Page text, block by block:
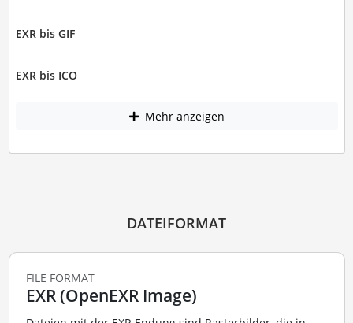
EXR bis GIF
EXR bis ICO
Mehr anzeigen
DATEIFORMAT
FILE FORMAT
EXR (OpenEXR Image)